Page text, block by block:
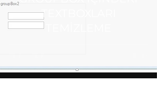
TEXTBOXLARI